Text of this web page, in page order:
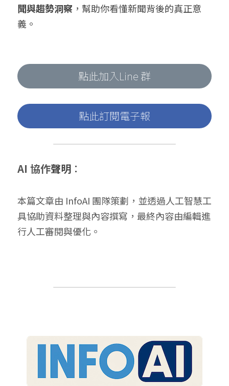
聞與趨勢洞察 ，幫助你看懂新聞背後的真正意
義。
點此加入Line 群
點此訂閱電子報
AI 協作聲明 ：
本篇文章由 InfoAI 團隊策劃，並透過人工智慧工
具協助資料整理與內容撰寫，最終內容由編輯進
行人工審閱與優化。